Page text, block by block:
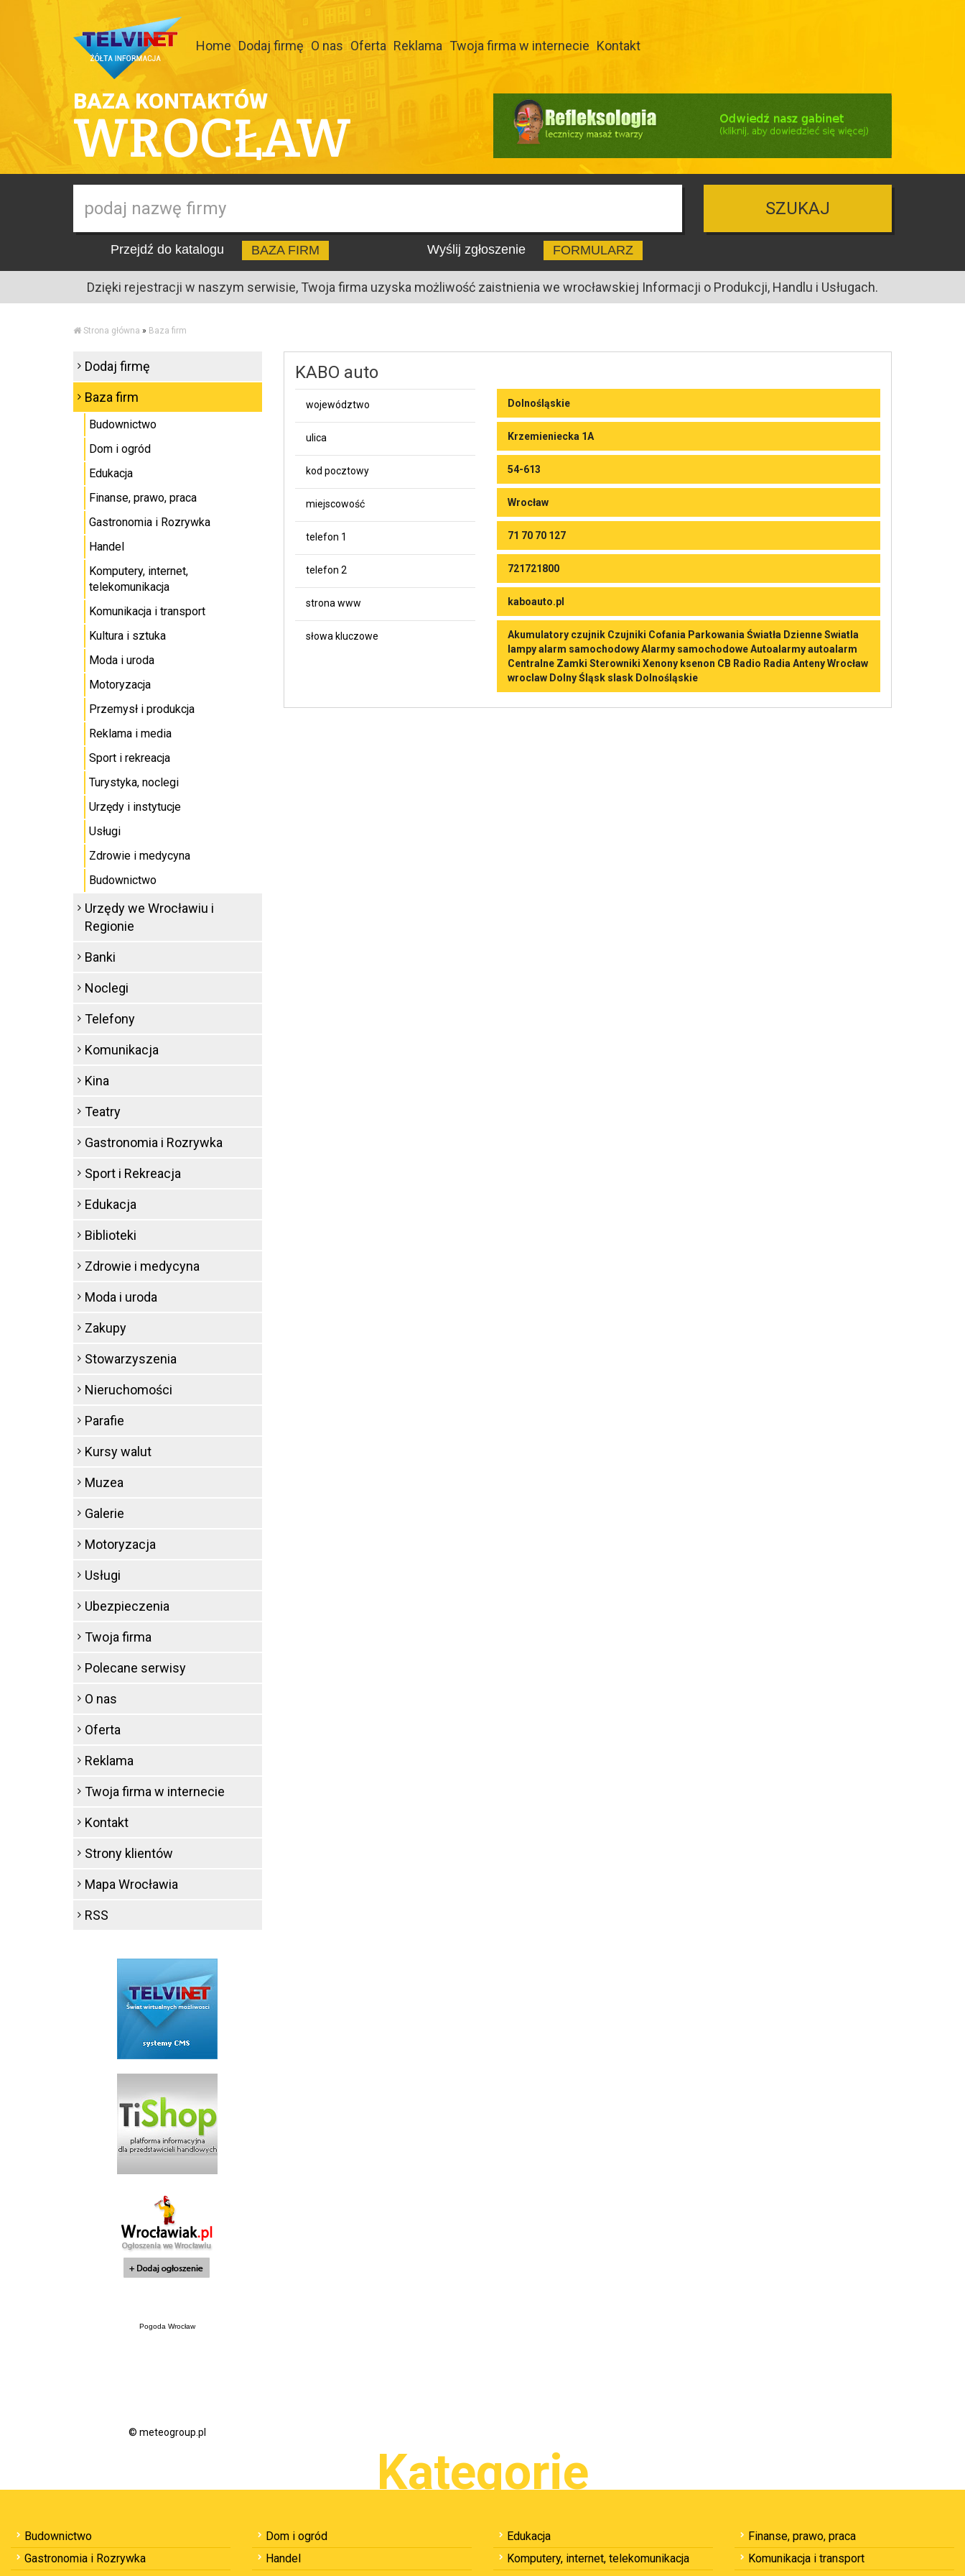
Home Dodaj firmę O nas Oferta Reklama Twoja firma w internecie Kontakt
BAZA KONTAKTÓW
WROCŁAW
SZUKAJ
Przejdź do katalogu BAZA FIRM Wyślij zgłoszenie FORMULARZ
Dzięki rejestracji w naszym serwisie, Twoja firma uzyska możliwość zaistnienia we wrocławskiej Informacji o Produkcji, Handlu i Usługach.
Strona główna » Baza firm
KABO auto
województwo Dolnośląskie
ulica Krzemieniecka 1A
kod pocztowy 54-613
miejscowość Wrocław
telefon 1 71 70 70 127
telefon 2 721721800
strona www kaboauto.pl
słowa kluczowe
Akumulatory czujnik Czujniki Cofania Parkowania Światła Dzienne Swiatla
lampy alarm samochodowy Alarmy samochodowe Autoalarmy autoalarm
Centralne Zamki Sterowniki Xenony ksenon CB Radio Radia Anteny Wrocław
wroclaw Dolny Śląsk slask Dolnośląskie
Dodaj firmę
Baza firm
Budownictwo
Dom i ogród
Edukacja
Finanse, prawo, praca
Gastronomia i Rozrywka
Handel
Komputery, internet,
telekomunikacja
Komunikacja i transport
Kultura i sztuka
Moda i uroda
Motoryzacja
Przemysł i produkcja
Reklama i media
Sport i rekreacja
Turystyka, noclegi
Urzędy i instytucje
Usługi
Zdrowie i medycyna
Budownictwo
Urzędy we Wrocławiu i
Regionie
Banki
Noclegi
Telefony
Komunikacja
Kina
Teatry
Gastronomia i Rozrywka
Sport i Rekreacja
Edukacja
Biblioteki
Zdrowie i medycyna
Moda i uroda
Zakupy
Stowarzyszenia
Nieruchomości
Parafie
Kursy walut
Muzea
Galerie
Motoryzacja
Usługi
Ubezpieczenia
Twoja firma
Polecane serwisy
O nas
Oferta
Reklama
Twoja firma w internecie
Kontakt
Strony klientów
Mapa Wrocławia
RSS
Pogoda Wrocław
© meteogroup.pl
Kategorie
Budownictwo Dom i ogród Edukacja
Finanse, prawo, praca
Gastronomia i Rozrywka
Handel Komputery, internet, telekomunikacja
Komunikacja i transport